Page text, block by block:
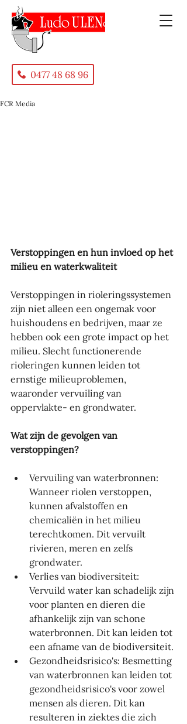
0477 48 68 96
FCR Media
Verstoppingen en hun invloed op het
milieu en waterkwaliteit
Verstoppingen in rioleringssystemen
zijn niet alleen een ongemak voor
huishoudens en bedrijven, maar ze
hebben ook een grote impact op het
milieu. Slecht functionerende
rioleringen kunnen leiden tot
ernstige milieuproblemen,
waaronder vervuiling van
oppervlakte- en grondwater.
Wat zijn de gevolgen van
verstoppingen?
Vervuiling van waterbronnen:
Wanneer riolen verstoppen,
kunnen afvalstoffen en
chemicaliën in het milieu
terechtkomen. Dit vervuilt
rivieren, meren en zelfs
grondwater.
Verlies van biodiversiteit:
Vervuild water kan schadelijk zijn
voor planten en dieren die
afhankelijk zijn van schone
waterbronnen. Dit kan leiden tot
een afname van de biodiversiteit.
Gezondheidsrisico's: Besmetting
van waterbronnen kan leiden tot
gezondheidsrisico's voor zowel
mensen als dieren. Dit kan
resulteren in ziektes die zich